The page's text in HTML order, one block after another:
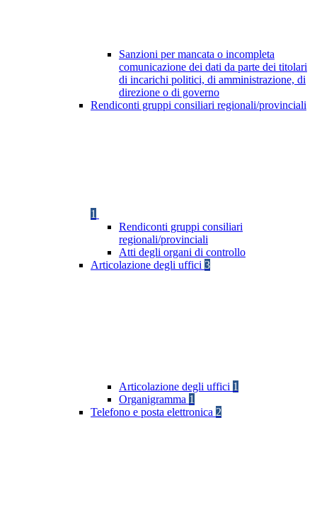
Sanzioni per mancata o incompleta
comunicazione dei dati da parte dei titolari
di incarichi politici, di amministrazione, di
direzione o di governo
Rendiconti gruppi consiliari regionali/provinciali
1
Rendiconti gruppi consiliari
regionali/provinciali
Atti degli organi di controllo
Articolazione degli uffici 3
Articolazione degli uffici 1
Organigramma 1
Telefono e posta elettronica 2